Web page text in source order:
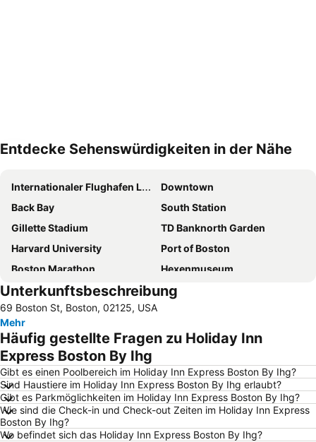
Entdecke Sehenswürdigkeiten in der Nähe
Internationaler Flughafen Logan
Downtown
Back Bay
South Station
Gillette Stadium
TD Banknorth Garden
Harvard University
Port of Boston
Boston Marathon
Hexenmuseum
Boston Convention and Exhibition Center
Dorchester
Beacon Hill
Public Garden
Back Bay Station
Commonwealth Avenue
South End
Prudential Center
Newbury Street
Boston Common
The State House
Quincy Market
North End
Freiheitspfad
Unterkunftsbeschreibung
69 Boston St, Boston, 02125, USA
Mehr
Häufig gestellte Fragen zu Holiday Inn
Express Boston By Ihg
Gibt es einen Poolbereich im Holiday Inn Express Boston By Ihg?
Sind Haustiere im Holiday Inn Express Boston By Ihg erlaubt?
Gibt es Parkmöglichkeiten im Holiday Inn Express Boston By Ihg?
Wie sind die Check-in und Check-out Zeiten im Holiday Inn Express
Boston By Ihg?
Wo befindet sich das Holiday Inn Express Boston By Ihg?